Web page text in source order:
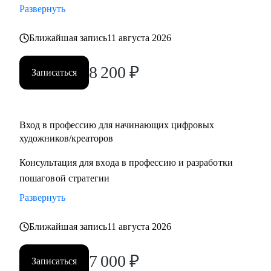
для правительства Дубая
С чем могу помочь:
• побороть страхи неизвестности и мнимой сложности
творческой работы
• создать ступенчатую программу развития тебя, как
художника
• дать советы по прохождению собеседований и провести
• провести ревью тестовых заданий, дать рекомендации
• познакомить с AI инструментами и вместе внедрить их в
твой рабочий процесс
• обучить с нуля работать в 3D, 3D-сканированием, AR,
Развернуть
Ближайшая запись11 августа 2026
Записаться 8 200 ₽
Вход в профессию для начинающих цифровых
художников/креаторов
Консультация для входа в профессию и разработки
пошаговой стратегии
Развернуть
Ближайшая запись11 августа 2026
Записаться 7 000 ₽